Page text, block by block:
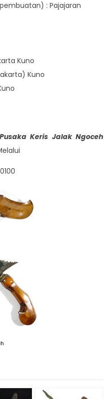
: Pajajaran
Kuno
Kuno
Pusaka Keris Jalak Ngoceh